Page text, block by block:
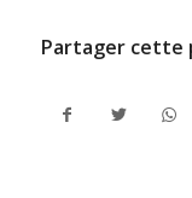
Partager cette